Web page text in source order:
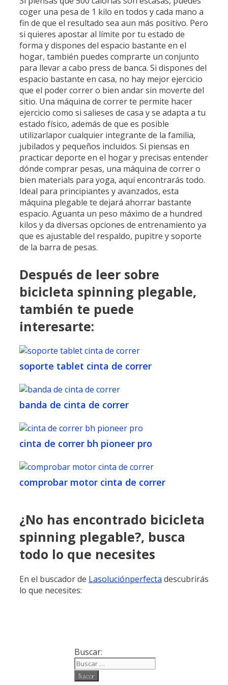
coger una pesa de 1 kilo en todos y cada mano a
fin de que el resultado sea aun más positivo. Pero
si quieres apostar al límite por tu estado de
forma y dispones del espacio bastante en el
hogar, también puedes comprarte un conjunto
para llevar a cabo press de banca. Si dispones del
espacio bastante en casa, no hay mejor ejercicio
que el poder correr o bien andar sin moverte del
sitio. Una máquina de correr te permite hacer
ejercicio como si salieses de casa y se adapta a tu
estado físico, además de que es posible
utilizarlapor cualquier integrante de la familia,
jubilados y pequeños incluidos. Si piensas en
practicar deporte en el hogar y precisas entender
dónde comprar pesas, una máquina de correr o
bien materials para yoga, aquí encontrarás todo.
Ideal para principiantes y avanzados, esta
máquina plegable te dejará ahorrar bastante
espacio. Aguanta un peso máximo de a hundred
kilos y da diversas opciones de entrenamiento ya
que es ajustable del respaldo, pupitre y soporte
de la barra de pesas.
Después de leer sobre
bicicleta spinning plegable,
también te puede
interesarte:
soporte tablet cinta de correr
banda de cinta de correr
cinta de correr bh pioneer pro
comprobar motor cinta de correr
¿No has encontrado bicicleta
spinning plegable?, busca
todo lo que necesites
En el buscador de Lasoluciónperfecta descubrirás
lo que necesites:
Buscar: